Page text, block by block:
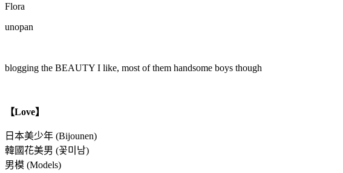
Flora
unopan
blogging the BEAUTY I like, most of them handsome boys though
【Love】
日本美少年 (Bijounen)
韓國花美男 (꽃미남)
男模 (Models)